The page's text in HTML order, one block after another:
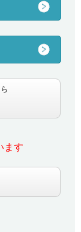
ます